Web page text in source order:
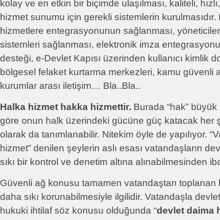
kolay ve en etkin bir biçimde ulaşılması, kaliteli,
hizmet sunumu için gerekli sistemlerin
hizmetlere entegrasyonunun sağlanması,
sistemleri sağlanması, elektronik imza
desteği, e-Devlet Kapısı üzerinden kullanıcı kimlik
bölgesel felaket kurtarma merkezleri, kamu güvenli
kurumlar arası iletişim… Bla..Bla..
Halka hizmet hakka hizmettir. Burada “hak”
göre onun halk üzerindeki gücüne güç katacak her
olarak da tanımlanabilir. Nitekim öyle de yapılıyor.
hizmet” denilen şeylerin aslı esası vatandaşların
sıkı bir kontrol ve denetim altına alınabilmesinden
Güvenli ağ konusu tamamen vatandaştan toplanan
daha sıkı korunabilmesiyle ilgilidir. Vatandaşla
hukuki ihtilaf söz konusu olduğunda “devlet daima